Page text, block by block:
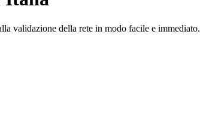
validazione della rete in modo facile e immediato.